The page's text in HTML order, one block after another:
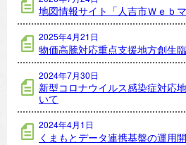
地図情報サイト「人吉市Ｗｅｂ
2025年4月21日
物価高騰対応重点支援地方創生
2024年7月30日
新型コロナウイルス感染症対応
いて
2024年4月1日
くまもとデータ連携基盤の運用